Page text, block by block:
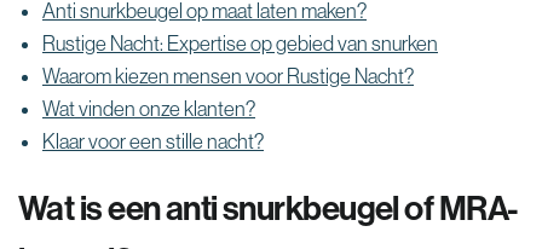
Anti snurkbeugel op maat laten maken?
Rustige Nacht: Expertise op gebied van snurken
Waarom kiezen mensen voor Rustige Nacht?
Wat vinden onze klanten?
Klaar voor een stille nacht?
Wat is een anti snurkbeugel of MRA-